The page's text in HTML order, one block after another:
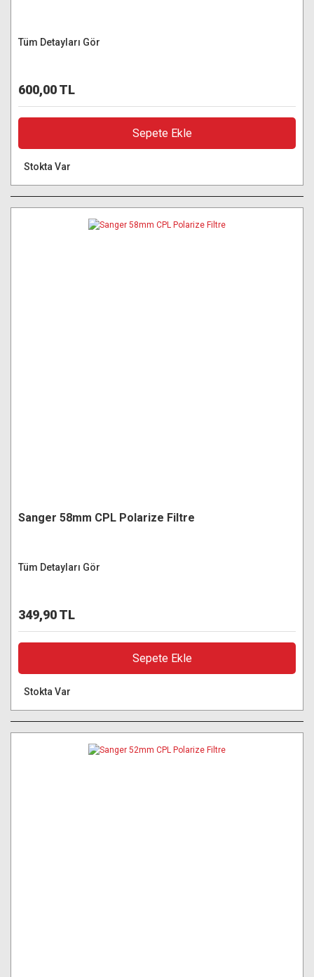
Tüm Detayları Gör
600,00 TL
Sepete Ekle
Stokta Var
Sanger 58mm CPL Polarize Filtre
Tüm Detayları Gör
349,90 TL
Sepete Ekle
Stokta Var